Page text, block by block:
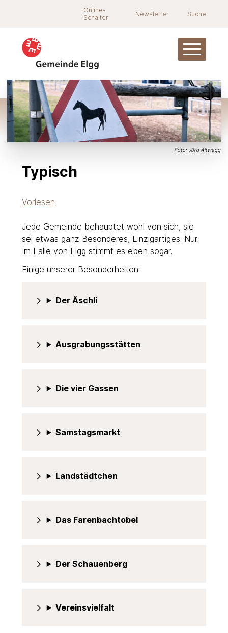
Navigieren in Elgg
SchnellnavigationOnline-
Schalter
Newsletter Suche
Foto: Jürg Altwegg
Typisch
Vorlesen
Jede Gemeinde behauptet wohl von sich, sie
sei etwas ganz Besonderes, Einzigartiges. Nur:
Im Falle von Elgg stimmt es eben sogar.
Einige unserer Besonderheiten:
Der Äschli
Ausgrabungsstätten
Die vier Gassen
Samstagsmarkt
Landstädtchen
Das Farenbachtobel
Der Schauenberg
Vereinsvielfalt